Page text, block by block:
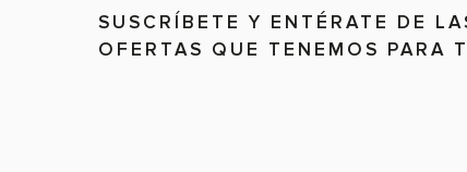
SUSCRÍBETE Y ENTÉRATE DE
OFERTAS QUE TENEMOS PARA